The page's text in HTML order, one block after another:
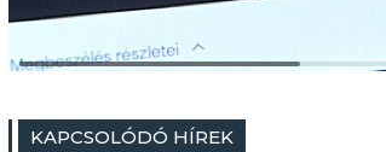
KAPCSOLÓDÓ HÍREK